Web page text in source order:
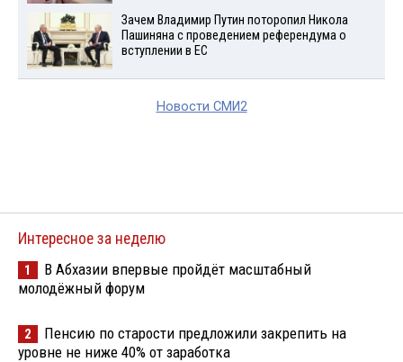
Зачем Владимир Путин поторопил Никола
Пашиняна с проведением референдума о
вступлении в ЕС
Новости СМИ2
Интересное за неделю
1
В Абхазии впервые пройдёт масштабный
молодёжный форум
2
Пенсию по старости предложили закрепить на
уровне не ниже 40% от заработка